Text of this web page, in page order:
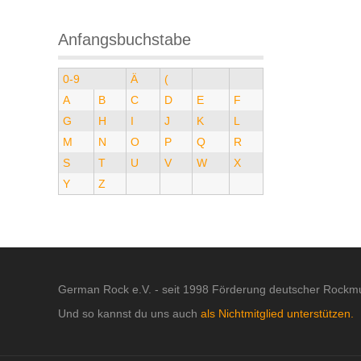
Anfangsbuchstabe
0-9 Ä
(
A
B C D E
F
G
H I J K
L
M
N O P Q
R
S
T U V W
X
Y
Z
German Rock e.V. - seit 1998 Förderung deutscher
Und so kannst du uns auch als Nichtmitglied unterstützen.